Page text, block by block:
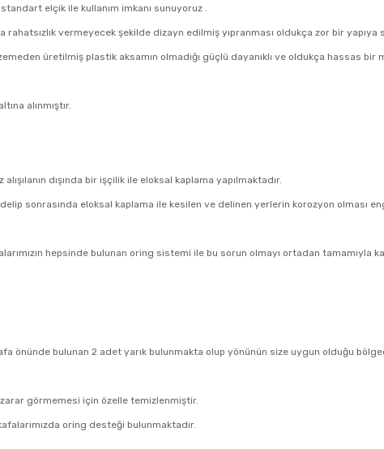
elçik ile kullanım imkanı sunuyoruz .
rahatsızlık vermeyecek şekilde dizayn edilmiş yıpranması oldukça zor bir yapıya
üretilmiş plastik aksamın olmadığı güçlü dayanıklı ve oldukça hassas bir
alınmıştır.
dışında bir işçilik ile eloksal kaplama yapılmaktadır.
sonrasında eloksal kaplama ile kesilen ve delinen yerlerin korozyon olması
hepsinde bulunan oring sistemi ile bu sorun olmayı ortadan tamamıyla
önünde bulunan 2 adet yarık bulunmakta olup yönünün size uygun olduğu
görmemesi için özelle temizlenmiştir.
oring desteği bulunmaktadır.